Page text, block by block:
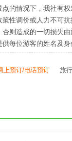
点的情况下，我社有
策性调价或人力不可
否则造成的一切损失
供每位游客的姓名及
上预订/电话预订 旅